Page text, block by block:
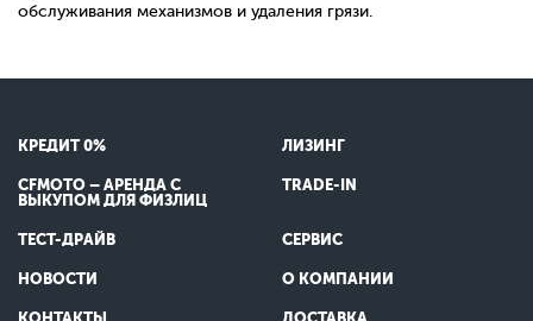
обслуживания механизмов и удаления грязи.
КРЕДИТ 0% ЛИЗИНГ
CFMOTO – АРЕНДА С
ВЫКУПОМ ДЛЯ ФИЗЛИЦ
TRADE-IN
ТЕСТ-ДРАЙВ СЕРВИС
НОВОСТИ О КОМПАНИИ